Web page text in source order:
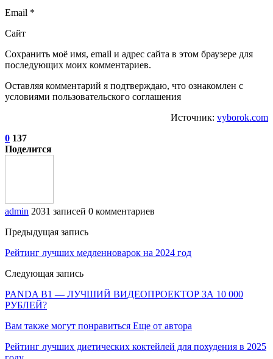
Email *
Сайт
Сохранить моё имя, email и адрес сайта в этом браузере для
последующих моих комментариев.
Оставляя комментарий я подтверждаю, что ознакомлен с
условиями пользовательского соглашения
Источник: vyborok.com
0 137
Поделится
admin 2031 записей 0 комментариев
Предыдущая запись
Рейтинг лучших медленноварок на 2024 год
Следующая запись
PANDA B1 — ЛУЧШИЙ ВИДЕОПРОЕКТОР ЗА 10 000
РУБЛЕЙ?
Вам также могут понравиться Еще от автора
Рейтинг лучших диетических коктейлей для похудения в 2025